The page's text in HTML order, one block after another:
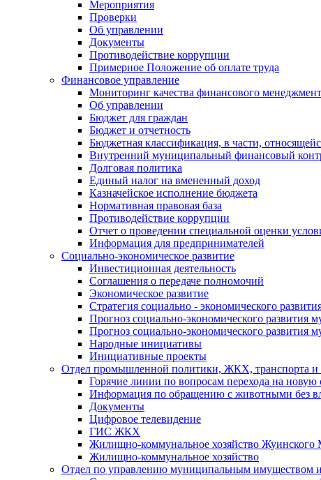
Мероприятия
Проверки
Об управлении
Документы
Противодействие коррупции
Примерное Положение об оплате труда
Финансовое управление
Мониторинг качества финансового
Об управлении
Бюджет для граждан
Бюджет и отчетность
Бюджетная классификация, в части,
Внутренний муниципальный финансовый
Долговая политика
Единый налог на вмененный доход
Казначейское исполнение бюджета
Нормативная правовая база
Противодействие коррупции
Отчет о проведении специальной оценки
Информация для предпринимателей
Социально-экономическое развитие
Инвестиционная деятельность
Соглашения о передаче полномочий
Экономическое развитие
Стратегия социально - экономического
Прогноз социально-экономического развития
Прогноз социально-экономического развития
Народные инициативы
Инициативные проекты
Отдел промышленной политики, ЖКХ, транспорта и
Горячие линии по вопросам перехода на
Информация по обращению с животными без
Документы
Цифровое телевидение
ГИС ЖКХ
Жилищно-коммунальное хозяйство
Жилищно-коммунальное хозяйство
Отдел по управлению муниципальным имуществом